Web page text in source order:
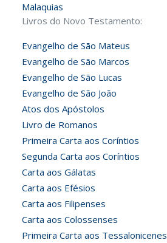
Malaquias
Livros do Novo Testamento:
Evangelho de São Mateus
Evangelho de São Marcos
Evangelho de São Lucas
Evangelho de São João
Atos dos Apóstolos
Livro de Romanos
Primeira Carta aos Coríntios
Segunda Carta aos Coríntios
Carta aos Gálatas
Carta aos Efésios
Carta aos Filipenses
Carta aos Colossenses
Primeira Carta aos Tessalonicenes